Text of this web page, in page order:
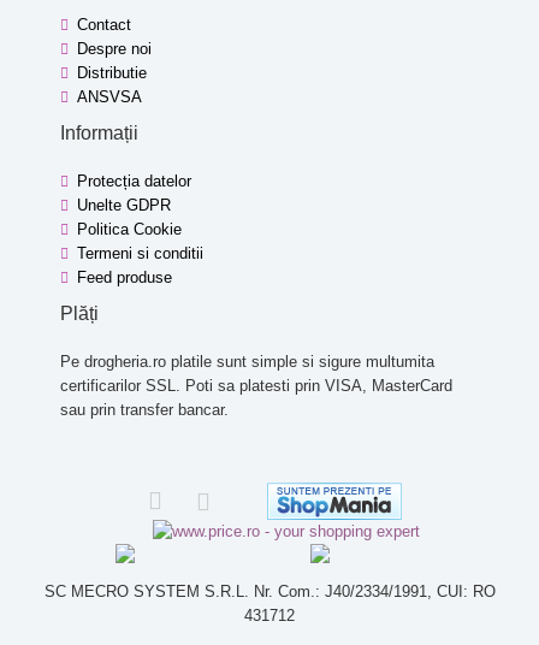
Contact
Despre noi
Distributie
ANSVSA
Informații
Protecția datelor
Unelte GDPR
Politica Cookie
Termeni si conditii
Feed produse
Plăți
Pe drogheria.ro platile sunt simple si sigure multumita
certificarilor SSL. Poti sa platesti prin VISA, MasterCard
sau prin transfer bancar.
SC MECRO SYSTEM S.R.L. Nr. Com.: J40/2334/1991, CUI: RO
431712